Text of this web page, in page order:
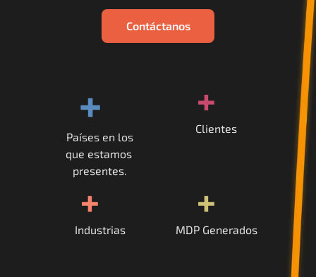
Contáctanos
+
Países en los
que estamos
presentes.
+
Clientes
+
Industrias
+
MDP Generados